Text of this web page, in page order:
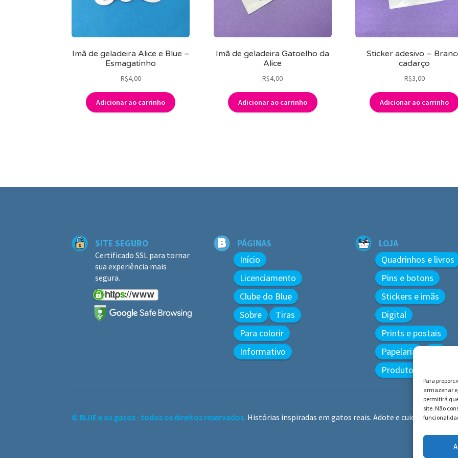
Para
armazenar
permitirá
site. Não
Imã de geladeira Alice e Blue –
Esmagatinho
R$4,00
Adicionar ao carrinho
Imã de geladeira Gatoelho da
Alice
R$4,00
Adicionar ao carrinho
Sticker adesivo –
cadarço
R$3,00
Adicionar ao carrinho
SITE SEGURO
Certificado SSL para tornar
sua experiência mais
segura.
PÁGINAS
Início
Licenciamento
Clube do Blue
Sobre
Tiras
Para colorir
Informativo
LOJA
Quadrinhos e livros
Pins e botons
Stickers e imãs
Digital
Prints e postais
Papelaria
Produtos diversos
© BLUE e os gatos ∙ todos os direitos reservados. Histórias inspiradas em gatos reais. Adote e cuide dos gatos!